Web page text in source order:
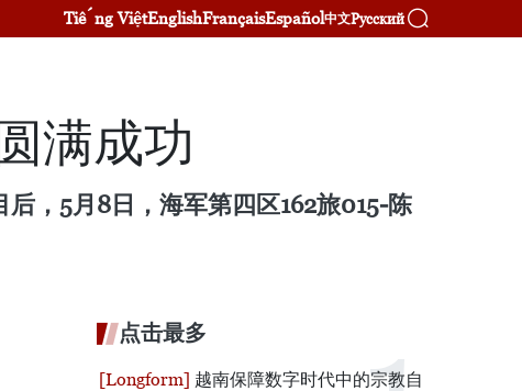
Tiếng ViệtEnglishFrançaisEspañol中文Русский
满成功
，5月8日，海军第四区162旅015-陈
点击最多
越南保障数字时代中的宗教自